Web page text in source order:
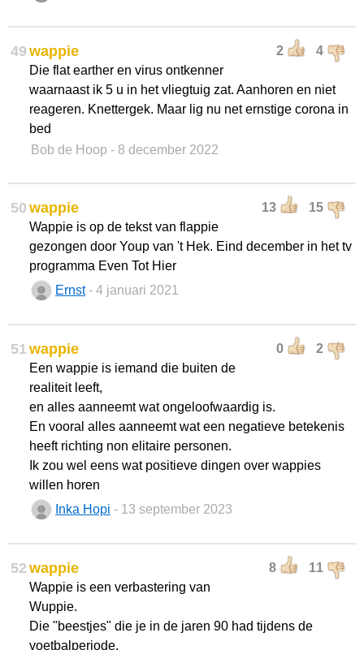
49 2 4
wappie
Die flat earther en virus ontkenner
waarnaast ik 5 u in het vliegtuig zat. Aanhoren en niet
reageren. Knettergek. Maar lig nu net ernstige corona in
bed
Bob de Hoop - 8 december 2022
50 13 15
wappie
Wappie is op de tekst van flappie
gezongen door Youp van 't Hek. Eind december in het tv
programma Even Tot Hier
Ernst - 4 januari 2021
51 0 2
wappie
Een wappie is iemand die buiten de
realiteit leeft,
en alles aanneemt wat ongeloofwaardig is.
En vooral alles aanneemt wat een negatieve betekenis
heeft richting non elitaire personen.
Ik zou wel eens wat positieve dingen over wappies
willen horen
Inka Hopi - 13 september 2023
52 8 11
wappie
Wappie is een verbastering van
Wuppie.
Die "beestjes" die je in de jaren 90 had tijdens de
voetbalperiode.